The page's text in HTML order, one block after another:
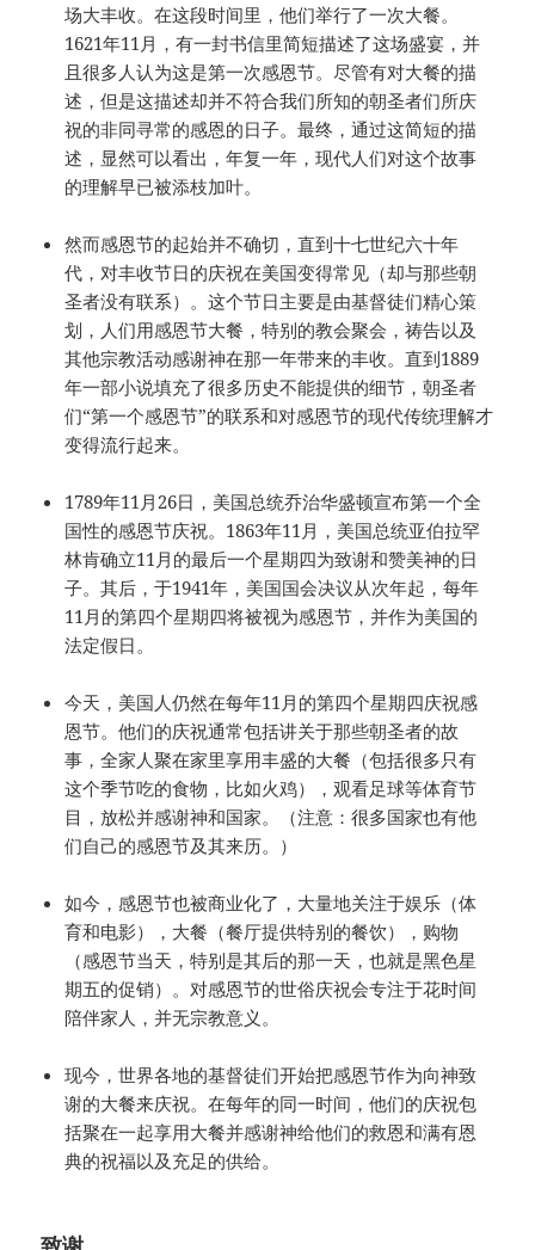
场大丰收。在这段时间里，他们举行了一次大餐。
1621年11月，有一封书信里简短描述了这场盛宴，并
且很多人认为这是第一次感恩节。尽管有对大餐的描
述，但是这描述却并不符合我们所知的朝圣者们所庆
祝的非同寻常的感恩的日子。最终，通过这简短的描
述，显然可以看出，年复一年，现代人们对这个故事
的理解早已被添枝加叶。
然而感恩节的起始并不确切，直到十七世纪六十年
代，对丰收节日的庆祝在美国变得常见（却与那些朝
圣者没有联系）。这个节日主要是由基督徒们精心策
划，人们用感恩节大餐，特别的教会聚会，祷告以及
其他宗教活动感谢神在那一年带来的丰收。直到1889
年一部小说填充了很多历史不能提供的细节，朝圣者
们“第一个感恩节”的联系和对感恩节的现代传统理解才
变得流行起来。
1789年11月26日，美国总统乔治华盛顿宣布第一个全
国性的感恩节庆祝。1863年11月，美国总统亚伯拉罕
林肯确立11月的最后一个星期四为致谢和赞美神的日
子。其后，于1941年，美国国会决议从次年起，每年
11月的第四个星期四将被视为感恩节，并作为美国的
法定假日。
今天，美国人仍然在每年11月的第四个星期四庆祝感
恩节。他们的庆祝通常包括讲关于那些朝圣者的故
事，全家人聚在家里享用丰盛的大餐（包括很多只有
这个季节吃的食物，比如火鸡），观看足球等体育节
目，放松并感谢神和国家。（注意：很多国家也有他
们自己的感恩节及其来历。）
如今，感恩节也被商业化了，大量地关注于娱乐（体
育和电影），大餐（餐厅提供特别的餐饮），购物
（感恩节当天，特别是其后的那一天，也就是黑色星
期五的促销）。对感恩节的世俗庆祝会专注于花时间
陪伴家人，并无宗教意义。
现今，世界各地的基督徒们开始把感恩节作为向神致
谢的大餐来庆祝。在每年的同一时间，他们的庆祝包
括聚在一起享用大餐并感谢神给他们的救恩和满有恩
典的祝福以及充足的供给。